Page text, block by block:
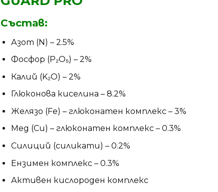
Състав:
Азот (N) – 2.5%
Фосфор (P₂O₅) – 2%
Калий (K₂O) – 2%
Глюконова киселина – 8.2%
Желязо (Fe) – глюконатен комплекс – 3%
Мед (Cu) – глюконатен комплекс – 0.3%
Силиций (силикати) – 0.2%
Ензимен комплекс – 0.3%
Активен кислороден комплекс